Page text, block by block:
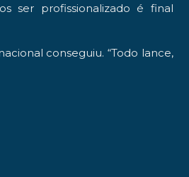
ser profissionalizado é final
conseguiu. “Todo lance,